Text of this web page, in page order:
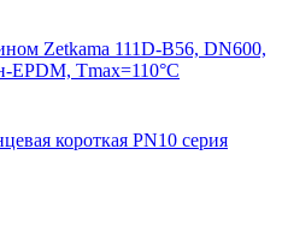
Zetkama 111D-B56, DN600,
EPDM, Tmax=110°С
короткая PN10 серия